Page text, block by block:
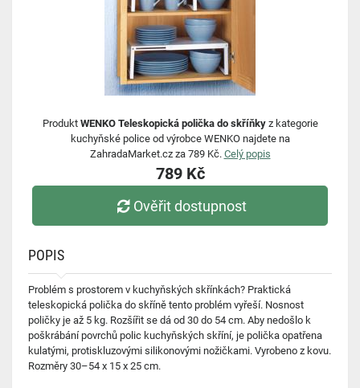
Produkt WENKO Teleskopická polička do skříňkyz kategorie
kuchyňské police od výrobce WENKO najdete na
ZahradaMarket.cz za 789 Kč. Celý popis
789 Kč
Ověřit dostupnost
POPIS
Problém s prostorem v kuchyňských skřínkách? Praktická
teleskopická polička do skříně tento problém vyřeší. Nosnost
poličky je až 5 kg. Rozšířit se dá od 30 do 54 cm. Aby nedošlo k
poškrábání povrchů polic kuchyňských skříní, je polička opatřena
kulatými, protiskluzovými silikonovými nožičkami. Vyrobeno z kovu.
Rozměry 30–54 x 15 x 25 cm.